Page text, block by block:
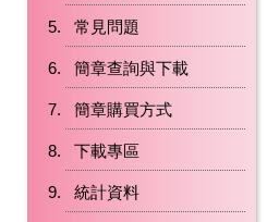
常見問題
簡章查詢與下載
簡章購買方式
下載專區
統計資料